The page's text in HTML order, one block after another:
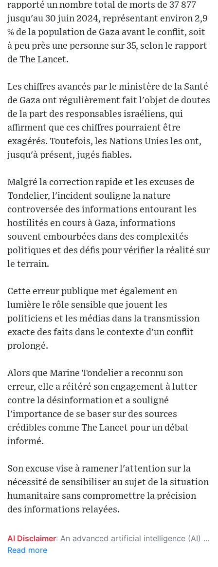
rapporté un nombre total de morts de 37 877
jusqu'au 30 juin 2024, représentant environ 2,9
% de la population de Gaza avant le conflit, soit
à peu près une personne sur 35, selon le rapport
de The Lancet.
Les chiffres avancés par le ministère de la Santé
de Gaza ont régulièrement fait l'objet de doutes
de la part des responsables israéliens, qui
affirment que ces chiffres pourraient être
exagérés. Toutefois, les Nations Unies les ont,
jusqu'à présent, jugés fiables.
Malgré la correction rapide et les excuses de
Tondelier, l'incident souligne la nature
controversée des informations entourant les
hostilités en cours à Gaza, informations
souvent embourbées dans des complexités
politiques et des défis pour vérifier la réalité sur
le terrain.
Cette erreur publique met également en
lumière le rôle sensible que jouent les
politiciens et les médias dans la transmission
exacte des faits dans le contexte d'un conflit
prolongé.
Alors que Marine Tondelier a reconnu son
erreur, elle a réitéré son engagement à lutter
contre la désinformation et a souligné
l'importance de se baser sur des sources
crédibles comme The Lancet pour un débat
informé.
Son excuse vise à ramener l'attention sur la
nécessité de sensibiliser au sujet de la situation
humanitaire sans compromettre la précision
des informations relayées.
AI Disclaimer: An advanced artificial intelligence (AI) system generated the content of this page on its own. This innovative technology conducts extensive research from a variety of reliable sources, performs rigorous fact-checking and verification, cleans up and balances biased or manipulated content, and presents a minimal factual summary that is just enough yet essential for you to function as an informed and educated citizen. Please keep in mind, however, that this system is an evolving technology, and as a result, the article may contain accidental inaccuracies or errors. We urge you to help us improve our site by reporting any inaccuracies you find using the "
Read more